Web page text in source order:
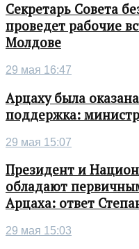
Секретарь Совета
проведет рабочие
Молдове
29 мая 16:47
Арцаху была
поддержка:
29 мая 15:07
Президент и
обладают
Арцаха: ответ
29 мая 15:03